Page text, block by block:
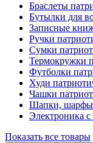
Браслеты
Бутылки для
Записные
Ручки
Сумки
Термокружки
Футболки
Худи
Чашки
Шапки, шарфы
Электроника
Показать все товары